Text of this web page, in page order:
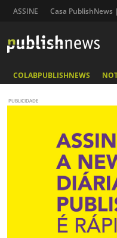
ASSINE Casa PublishNews
COLABPUBLISHNEWS
PUBLICIDADE